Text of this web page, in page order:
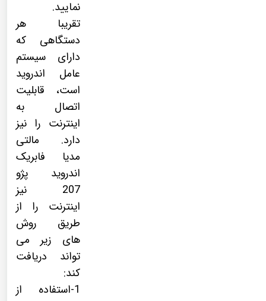
نمایید.
تقریبا هر
دستگاهی که
دارای سیستم
عامل اندروید
است، قابلیت
اتصال به
اینترنت را نیز
دارد. مالتی
مدیا فابریک
اندروید پژو
207 نیز
اینترنت را از
طریق روش
های زیر می
تواند دریافت
کند:
1-استفاده از